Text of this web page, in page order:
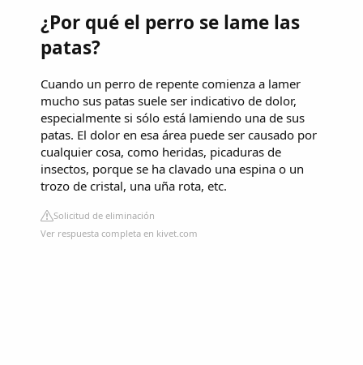
¿Por qué el perro se lame las
patas?
Cuando un perro de repente comienza a lamer
mucho sus patas suele ser indicativo de dolor,
especialmente si sólo está lamiendo una de sus
patas. El dolor en esa área puede ser causado por
cualquier cosa, como heridas, picaduras de
insectos, porque se ha clavado una espina o un
trozo de cristal, una uña rota, etc.
Solicitud de eliminación
Ver respuesta completa en kivet.com